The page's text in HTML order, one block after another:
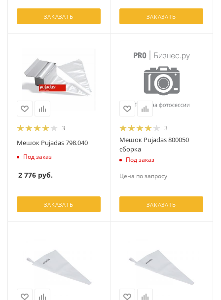
ЗАКАЗАТЬ ЗАКАЗАТЬ
3
Мешок Pujadas 798.040
Под заказ
2 776 руб.
ЗАКАЗАТЬ
3
Мешок Pujadas 800050
сборка
Под заказ
Цена по запросу
ЗАКАЗАТЬ